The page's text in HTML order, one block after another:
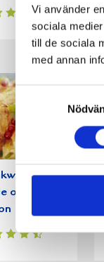
Vi använder
sociala
till de sociala
med annan
Samtyckesval
med
och